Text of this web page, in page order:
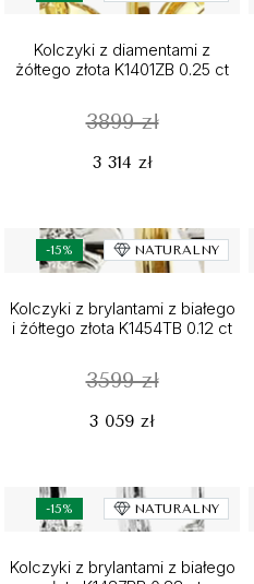
Kolczyki z diamentami z
żółtego złota K1401ZB 0.25 ct
3899 zł
3 314 zł
-15% NATURALNY
Kolczyki z brylantami z białego
i żółtego złota K1454TB 0.12 ct
3599 zł
3 059 zł
-15% NATURALNY
Kolczyki z brylantami z białego